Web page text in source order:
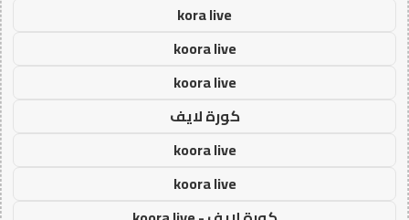
kora live
koora live
koora live
كورة لايف
koora live
koora live